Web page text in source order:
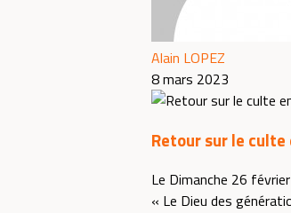
Alain LOPEZ
8 mars 2023
Retour sur le culte
Le Dimanche 26
« Le Dieu des